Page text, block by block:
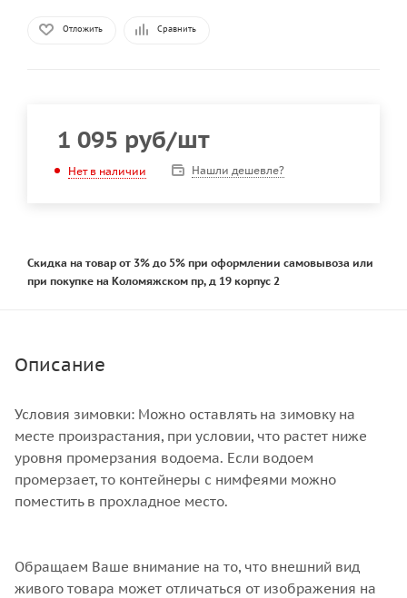
Отложить Сравнить
1 095 руб/шт
Нет в наличии Нашли дешевле?
Скидка на товар от 3% до 5% при оформлении самовывоза или
при покупке на Коломяжском пр, д 19 корпус 2
Описание
Условия зимовки: Можно оставлять на зимовку на
месте произрастания, при условии, что растет ниже
уровня промерзания водоема. Если водоем
промерзает, то контейнеры с нимфеями можно
поместить в прохладное место.
Обращаем Ваше внимание на то, что внешний вид
живого товара может отличаться от изображения на